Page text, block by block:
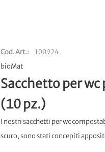
Cod.Art.
100924
bioMat
Sacchetto per
(10 pz.)
I nostri sacchetti per wc
scuro, sono stati concepiti